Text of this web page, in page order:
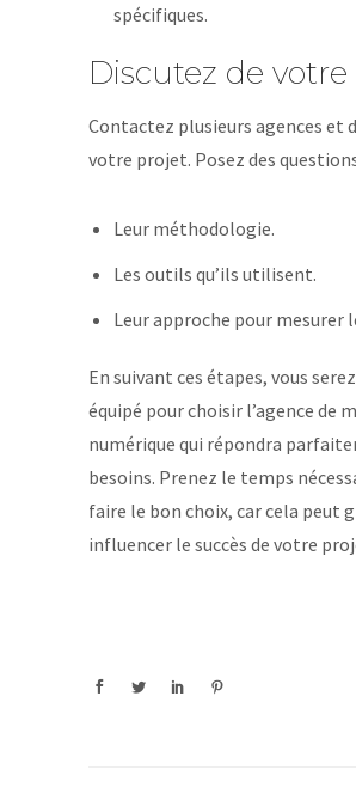
spécifiques.
Discutez de
Contactez plusieurs agences et
votre projet. Posez des
Leur méthodologie.
Les outils qu’ils utilisent.
Leur approche pour mesurer
En suivant ces étapes, vous
équipé pour choisir l’agence de
numérique qui répondra
besoins. Prenez le temps
faire le bon choix, car cela peut
influencer le succès de votre